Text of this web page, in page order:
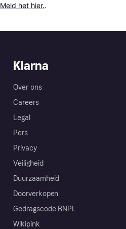
Meld het hier..
Klarna
Over ons
Careers
Legal
Pers
Privacy
Veiligheid
Duurzaamheid
Doorverkopen
Gedragscode BNPL
Wikipink